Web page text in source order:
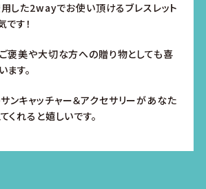
した2wayでお使い頂けるブレスレット
す！
褒美や大切な方への贈り物としても喜
す。
キャッチャー＆アクセサリーがあなた
くれると嬉しいです。